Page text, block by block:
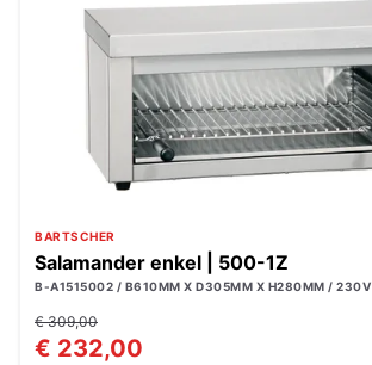
BARTSCHER
Salamander enkel | 500-1Z
B-A1515002 / B610MM X D305MM X H280MM / 230V
€ 309,00
€ 232,00